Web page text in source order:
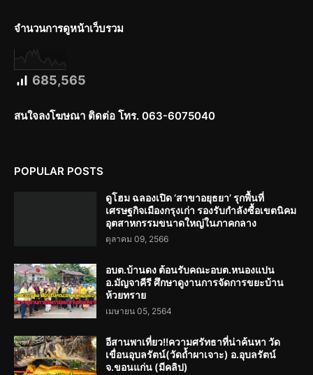
จำนวนการดูหน้าเว็บรวม
685,565
สนใจลงโฆษณา ติดต่อ โทร. 063-6075040
POPULAR POSTS
ดูโฮม ฉลองเปิด ‘สาขาอยุธยา’ รุกพื้นที่
เศรษฐกิจเมืองกรุงเก่า รองรับกำลังซื้อเขตนิคม
อุตสาหกรรมขนาดใหญ่ในภาคกลาง
ตุลาคม 09, 2566
อบต.บ้านดง ต้อนรับคณะอบต.หนองแปน
อ.มัญจาคีรี ศึกษาดูงานการจัดการขยะบ้าน
ห้วยทราย
เมษายน 05, 2564
อีสานพาเที่ยว!!ความศรัทธาที่น่าค้นหา วัด
เขื่อนอุบลรัตน์(วัดถ้ำผาเจาะ) อ.อุบลรัตน์
จ.ขอนแก่น (มีคลิป)